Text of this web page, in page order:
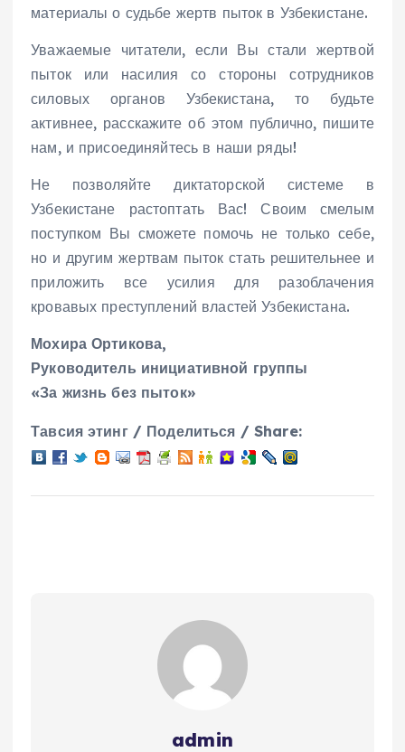
материалы о судьбе жертв пыток в Узбекистане.
Уважаемые читатели, если Вы стали жертвой
пыток или насилия со стороны сотрудников
силовых органов Узбекистана, то будьте
активнее, расскажите об этом публично, пишите
нам, и присоединяйтесь в наши ряды!
Не позволяйте диктаторской системе в
Узбекистане растоптать Вас! Своим смелым
поступком Вы сможете помочь не только себе,
но и другим жертвам пыток стать решительнее и
приложить все усилия для разоблачения
кровавых преступлений властей Узбекистана.
Мохира Ортикова,
Руководитель инициативной группы
«За жизнь без пыток»
Тавсия этинг / Поделиться / Share:
admin